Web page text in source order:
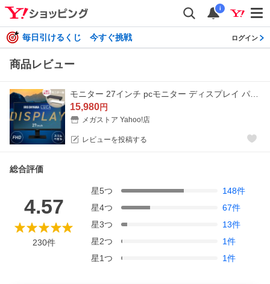
i
毎日引けるくじ 今すぐ挑戦 ログイン
商品レビュー
15,980円
メガストア Yahoo!店
レビューを投稿する
総合評価
4.57
230件
星5つ 148件
星4つ 67件
星3つ 13件
星2つ 1件
星1つ 1件